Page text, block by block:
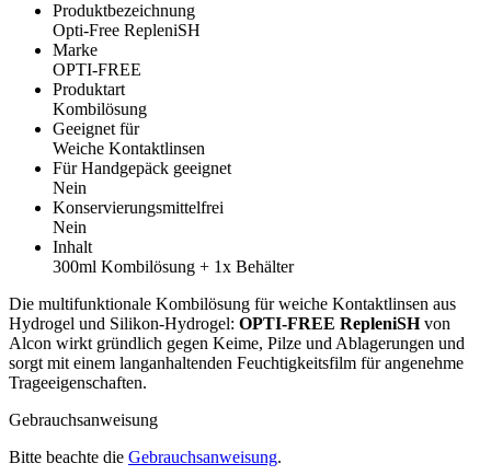
Produktbezeichnung
Opti-Free RepleniSH
Marke
OPTI-FREE
Produktart
Kombilösung
Geeignet für
Weiche Kontaktlinsen
Für Handgepäck geeignet
Nein
Konservierungsmittelfrei
Nein
Inhalt
300ml Kombilösung + 1x Behälter
Die multifunktionale Kombilösung für weiche Kontaktlinsen aus
Hydrogel und Silikon-Hydrogel: OPTI-FREE RepleniSHvon
Alcon wirkt gründlich gegen Keime, Pilze und Ablagerungen und
sorgt mit einem langanhaltenden Feuchtigkeitsfilm für angenehme
Trageeigenschaften.
Gebrauchsanweisung
Bitte beachte die Gebrauchsanweisung.